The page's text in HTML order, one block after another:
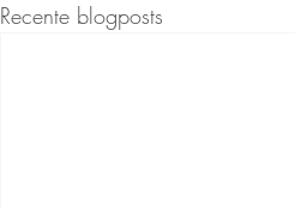
Recente blogposts